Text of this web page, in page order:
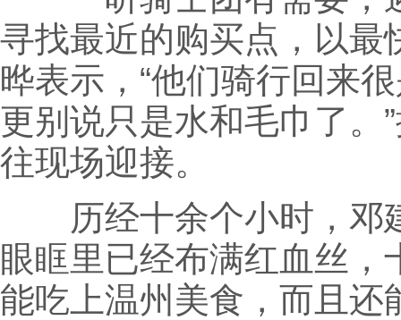
寻找最近的购买点，以最
晔表示，“他们骑行回来
更别说只是水和毛巾了。
往现场迎接。
历经十余个小时，邓
眼眶里已经布满红血丝，
能吃上温州美食，而且还